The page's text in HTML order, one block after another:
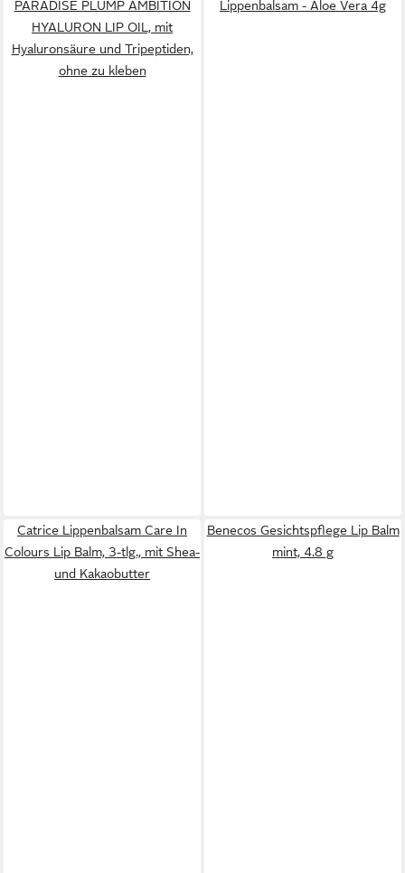
PARADISE PLUMP AMBITION
HYALURON LIP OIL, mit
Hyaluronsäure und Tripeptiden,
ohne zu kleben
Lippenbalsam - Aloe Vera 4g
Catrice Lippenbalsam Care In
Colours Lip Balm, 3-tlg., mit Shea-
und Kakaobutter
Benecos Gesichtspflege Lip Balm
mint, 4.8 g